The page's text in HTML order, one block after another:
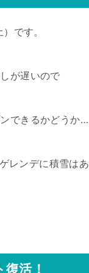
です。
が遅いので
できるかどうか
レンデに積雪はあ
活！